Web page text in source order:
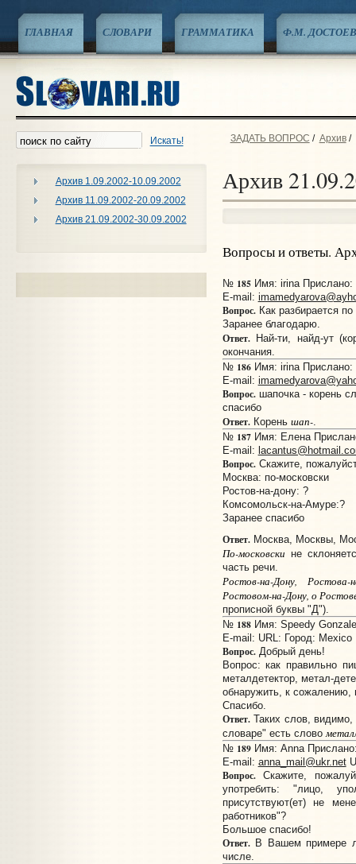
ГЛАВНАЯ СЛОВАРИ ГРАММАТИКА Ф.М.
Искать!
Архив 1.09.2002-10.09.2002
Архив 11.09.2002-20.09.2002
Архив 21.09.2002-30.09.2002
ЗАДАТЬ ВОПРОС / Архив/
Архив
Вопросы и ответы.
№ 185Имя: irina Прислано:
E-mail:
Вопрос.Как разбирается
Заранее благодарю.
Ответ.Най-ти, найд-ут
окончания.
№ 186Имя: irina Прислано:
E-mail:
Вопрос.шапочка - корень
спасибо
Ответ.Корень шап-.
№ 187Имя: Елена
E-mail:
Вопрос.Скажите,
Москва: по-московски
Ростов-на-дону: ?
Комсомольск-на-Амуре:?
Заранее спасибо
Ответ.Москва, Москвы,
По-московски не
часть речи.
Ростов-на-Дону, Ростова-
Ростовом-на-Дону, о
прописной буквы "Д").
№ 188Имя: Speedy
E-mail: URL: Город: Mexico
Вопрос.Добрый день!
Вопрос: как правильно
металдетектор, метал-
обнаружить, к сожалению,
Спасибо.
Ответ.Таких слов, видимо,
словаре" есть слово
№ 189Имя: Anna
E-mail: anna_mail@ukr.net
Вопрос.Скажите,
употребить: "лицо,
присутствуют(ет) не
работников"?
Большое спасибо!
Ответ.В Вашем примере
числе.